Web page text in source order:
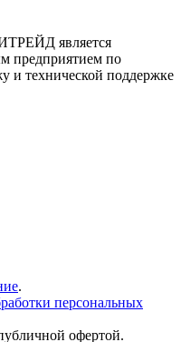
является
предприятием по
и технической поддержке
.
персональных
офертой.